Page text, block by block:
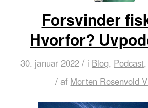
Forsvinder
Hvorfor?
30. januar 2022 / i Blog, Podcast,
/ af Morten Rosenvold